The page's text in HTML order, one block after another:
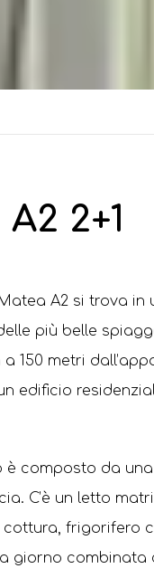
2+1
A2 si trova in
più belle
150 metri
edificio
è composto da
C’è un letto
frigorifero
giorno combinata